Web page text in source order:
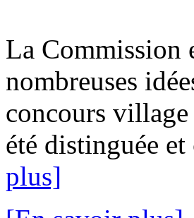
La Commission
nombreuses
concours
été distinguée
plus]